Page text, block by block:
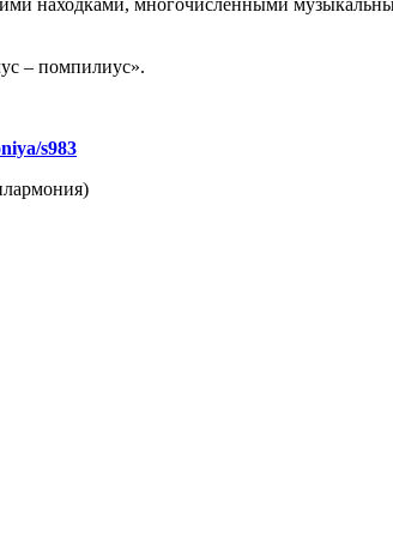
– помпилиус».
s983